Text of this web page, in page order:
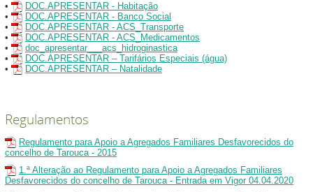
•
DOC.APRESENTAR - Habitação
•
DOC.APRESENTAR - Banco Social
•
DOC.APRESENTAR - ACS_Transporte
•
DOC.APRESENTAR - ACS_Medicamentos
•
doc_apresentar___acs_hidroginastica
•
DOC.APRESENTAR – Tarifários Especiais (água)
•
DOC.APRESENTAR – Natalidade
Regulamentos
Regulamento para Apoio a Agregados Familiares Desfavorecidos do
concelho de Tarouca - 2015
1.ª Alteração ao Regulamento para Apoio a Agregados Familiares
Desfavorecidos do concelho de Tarouca - Entrada em Vigor 04.04.2020